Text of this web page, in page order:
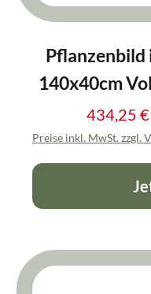
Pflanzenbild
140x40cm
Verkaufspreis:
434,25 €
Preise inkl. MwSt. zzgl.